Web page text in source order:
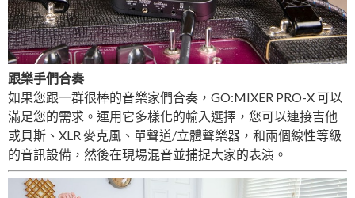
跟樂手們合奏
如果您跟一群很棒的音樂家們合奏，GO:MIXER PRO-X 可以
滿足您的需求。運用它多樣化的輸入選擇，您可以連接吉他
或貝斯、XLR 麥克風、單聲道/立體聲樂器，和兩個線性等級
的音訊設備，然後在現場混音並捕捉大家的表演。